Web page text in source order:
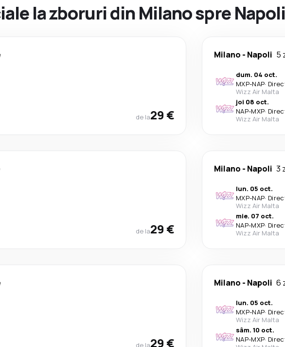
la zboruri din Milano spre Napoli
de la29 €
Milano - Napoli 5
dum. 04 oct.
MXP-NAP·
Wizz Air Malta
joi 08 oct.
NAP-MXP·
Wizz Air Malta
de la29 €
Milano - Napoli 3
lun. 05 oct.
MXP-NAP·
Wizz Air Malta
mie. 07 oct.
NAP-MXP·
Wizz Air Malta
de la29 €
Milano - Napoli 6
lun. 05 oct.
MXP-NAP·
Wizz Air Malta
sâm. 10 oct.
NAP-MXP·